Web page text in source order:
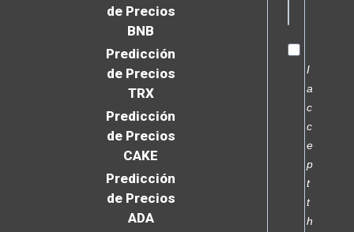
de Precios
BNB
Predicción
de Precios
TRX
Predicción
de Precios
CAKE
Predicción
de Precios
ADA
I
a
c
c
e
p
t
t
h